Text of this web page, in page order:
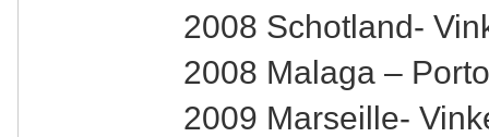
2008 Schotland-
2008 Malaga –
2009 Marseille-